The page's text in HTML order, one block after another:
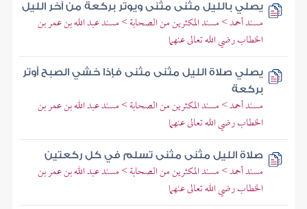
يصلي بالليل مثنى مثنى ويوتر بركعة من آخر الليل
مسند أحمد > مسند المكثرين من الصحابة > مسند عبد الله بن عمر بن
الخطاب رضي الله تعالى عنهما
يصلي صلاة الليل مثنى مثنى فإذا خشي الصبح أوتر
بركعة
مسند أحمد > مسند المكثرين من الصحابة > مسند عبد الله بن عمر بن
الخطاب رضي الله تعالى عنهما
صلاة الليل مثنى مثنى تسلم في كل ركعتين
مسند أحمد > مسند المكثرين من الصحابة > مسند عبد الله بن عمر بن
الخطاب رضي الله تعالى عنهما